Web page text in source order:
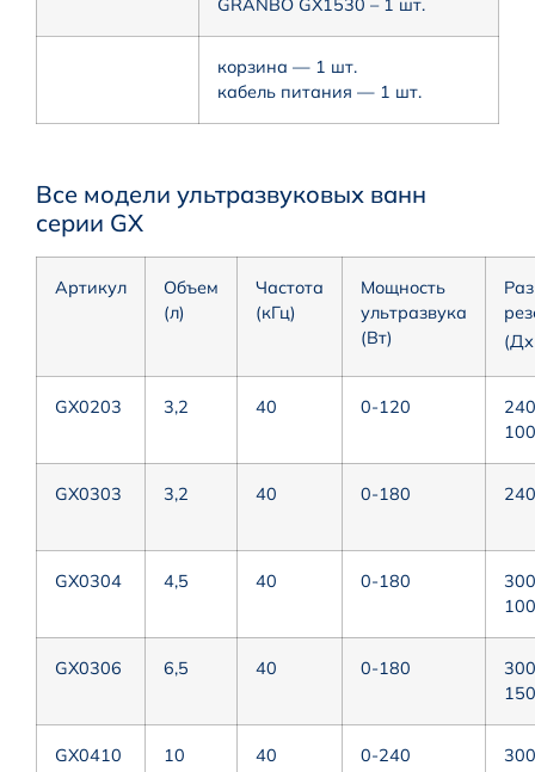
GRANBO GX1530 – 1 шт.
корзина — 1 шт.
кабель питания — 1 шт.
Все модели ультразвуковых ванн
серии GX
Артикул
Объем
(л)
Частота
(кГц)
Мощность
ультразвука
(Вт)
GX0203 3,2 40 0-120
100
GX0303 3,2 40 0-180
GX0304 4,5 40 0-180
100
GX0306 6,5 40 0-180
150
GX0410 10 40 0-240